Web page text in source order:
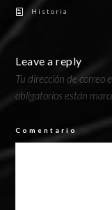
Historia
Leave a reply
Tu dirección de correo
obligatorios están
Comentario *